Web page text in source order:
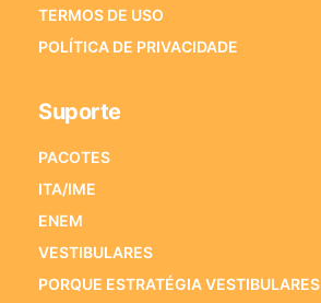
TERMOS DE USO
POLÍTICA DE PRIVACIDADE
Suporte
PACOTES
ITA/IME
ENEM
VESTIBULARES
PORQUE ESTRATÉGIA VESTIBULARES